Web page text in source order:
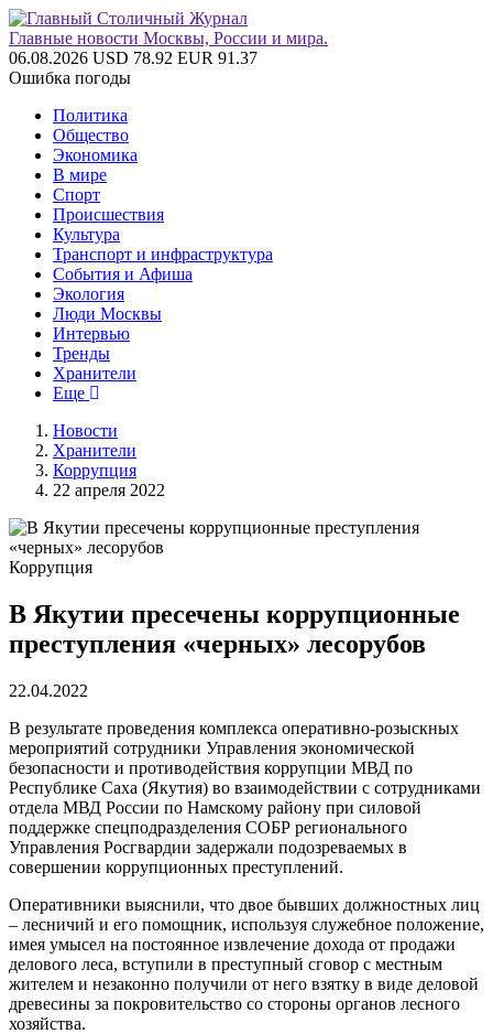
Главные новости Москвы, России и мира.
06.08.2026 USD 78.92 EUR 91.37
Ошибка погоды
Политика
Общество
Экономика
В мире
Спорт
Происшествия
Культура
Транспорт и инфраструктура
События и Афиша
Экология
Люди Москвы
Интервью
Тренды
Хранители
Еще
Новости
Хранители
Коррупция
22 апреля 2022
Коррупция
В Якутии пресечены коррупционные
преступления «черных» лесорубов
22.04.2022
В результате проведения комплекса оперативно-розыскных
мероприятий сотрудники Управления экономической
безопасности и противодействия коррупции МВД по
Республике Саха (Якутия) во взаимодействии с сотрудниками
отдела МВД России по Намскому району при силовой
поддержке спецподразделения СОБР регионального
Управления Росгвардии задержали подозреваемых в
совершении коррупционных преступлений.
Оперативники выяснили, что двое бывших должностных лиц
– лесничий и его помощник, используя служебное положение,
имея умысел на постоянное извлечение дохода от продажи
делового леса, вступили в преступный сговор с местным
жителем и незаконно получили от него взятку в виде деловой
древесины за покровительство со стороны органов лесного
хозяйства.